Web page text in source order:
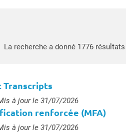
La recherche a donné 1776 résultats
Transcripts
à jour le 31/07/2026
renforcée (MFA)
à jour le 31/07/2026